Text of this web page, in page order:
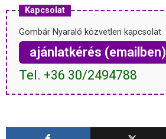
Kapcsolat
Gombár Nyaraló közvetlen kapcsolat
ajánlatkérés (emailben)
Tel. +36 30/2494788